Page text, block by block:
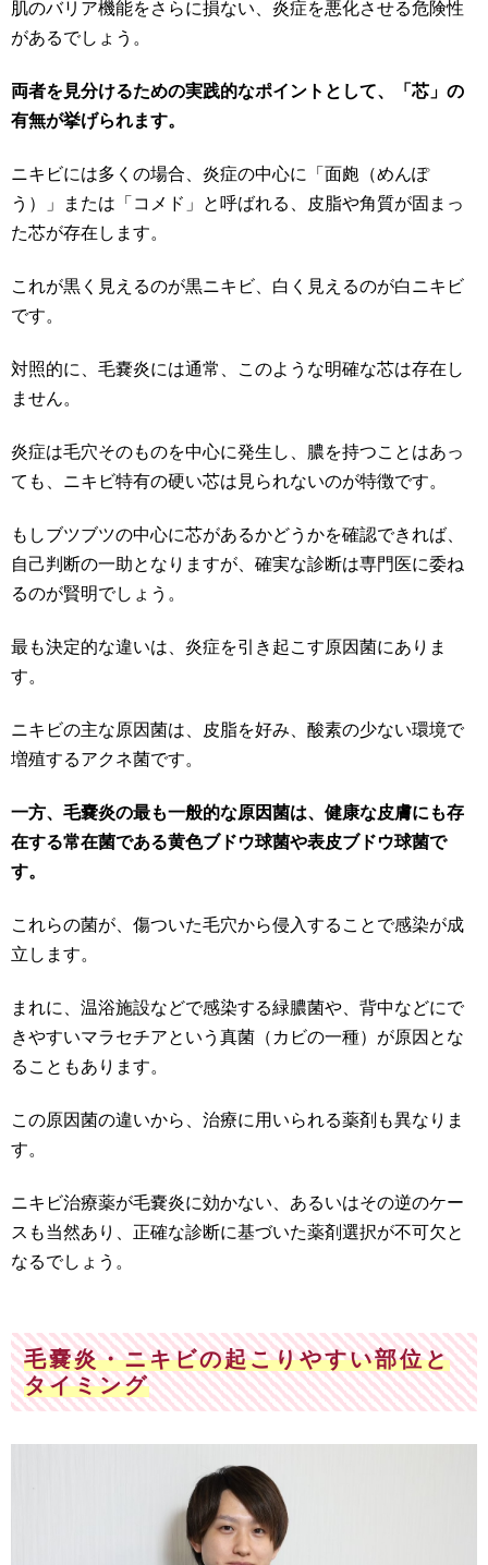
肌のバリア機能をさらに損ない、炎症を悪化させる危険性
があるでしょう。
両者を見分けるための実践的なポイントとして、「芯」の
有無が挙げられます。
ニキビには多くの場合、炎症の中心に「面皰（めんぽ
う）」または「コメド」と呼ばれる、皮脂や角質が固まっ
た芯が存在します。
これが黒く見えるのが黒ニキビ、白く見えるのが白ニキビ
です。
対照的に、毛嚢炎には通常、このような明確な芯は存在し
ません。
炎症は毛穴そのものを中心に発生し、膿を持つことはあっ
ても、ニキビ特有の硬い芯は見られないのが特徴です。
もしブツブツの中心に芯があるかどうかを確認できれば、
自己判断の一助となりますが、確実な診断は専門医に委ね
るのが賢明でしょう。
最も決定的な違いは、炎症を引き起こす原因菌にありま
す。
ニキビの主な原因菌は、皮脂を好み、酸素の少ない環境で
増殖するアクネ菌です。
一方、毛嚢炎の最も一般的な原因菌は、健康な皮膚にも存
在する常在菌である黄色ブドウ球菌や表皮ブドウ球菌で
す。
これらの菌が、傷ついた毛穴から侵入することで感染が成
立します。
まれに、温浴施設などで感染する緑膿菌や、背中などにで
きやすいマラセチアという真菌（カビの一種）が原因とな
ることもあります。
この原因菌の違いから、治療に用いられる薬剤も異なりま
す。
ニキビ治療薬が毛嚢炎に効かない、あるいはその逆のケー
スも当然あり、正確な診断に基づいた薬剤選択が不可欠と
なるでしょう。
毛嚢炎・ニキビの起こりやすい部位と
タイミング